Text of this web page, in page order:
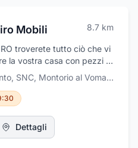
Mobili 8.7 km
troverete tutto ciò che vi
la vostra casa con pezzi di
un'ampia selezione di
della casa e il nostro
è sempre felice di aiutarvi
state cercando. Inoltre,
di ritiro e smaltimento dei
che possiate liberarvi dei
SNC, Montorio al Vomano
Dettagli